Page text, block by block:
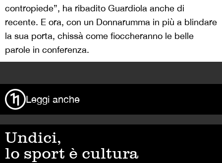
contropiede”, ha ribadito Guardiola anche di
recente. E ora, con un Donnarumma in più a blindare
la sua porta, chissà come fioccheranno le belle
parole in conferenza.
Leggi anche
Undici,
lo sport è cultura